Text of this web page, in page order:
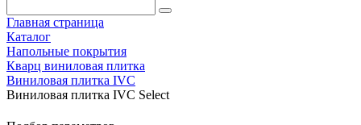
Главная страница
Каталог
Напольные покрытия
Кварц виниловая плитка
Виниловая плитка IVC
Виниловая плитка IVC Select